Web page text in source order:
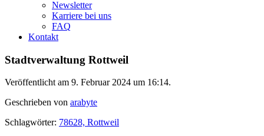
Newsletter
Karriere bei uns
FAQ
Kontakt
Stadtverwaltung Rottweil
Veröffentlicht am 9. Februar 2024 um 16:14.
Geschrieben von arabyte
Schlagwörter: 78628, Rottweil